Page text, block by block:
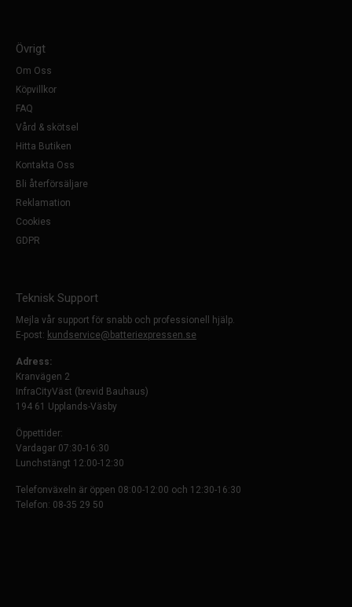
Övrigt
Om Oss
Köpvillkor
FAQ
Vård & skötsel
Hitta Butiken
Kontakta Oss
Bli återförsäljare
Reklamation
Cookies
GDPR
Teknisk Support
Mejla vår support för snabb och professionell hjälp.
E-post: kundservice@batteriexpressen.se
Adress:
Kranvägen 2
InfraCityVäst (brevid Bauhaus)
194 61 Upplands-Väsby
Öppettider:
Vardagar 07:30-16:30
Lunchstängt 12:00-12:30
Telefonväxeln är öppen 08:00-12:00 och 12:30-16:30
Telefon: 08-35 29 50